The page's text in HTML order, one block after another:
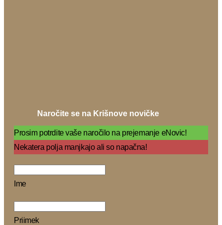
Naročite se na Krišnove novičke
Prosim potrdite vaše naročilo na prejemanje eNovic!
Nekatera polja manjkajo ali so napačna!
Ime
Priimek